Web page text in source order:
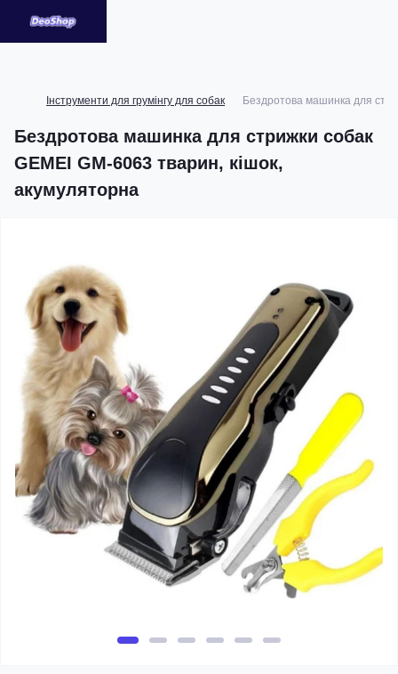
Інструменти для грумінгу для собак Бездротова машинка для
Бездротова машинка для стрижки собак
GEMEI GM-6063 тварин, кішок,
акумуляторна